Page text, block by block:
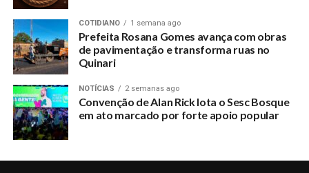
COTIDIANO 1 semana ago
Prefeita Rosana Gomes avança com obras
de pavimentação e transforma ruas no
Quinari
NOTÍCIAS 2 semanas ago
Convenção de Alan Rick lota o Sesc Bosque
em ato marcado por forte apoio popular